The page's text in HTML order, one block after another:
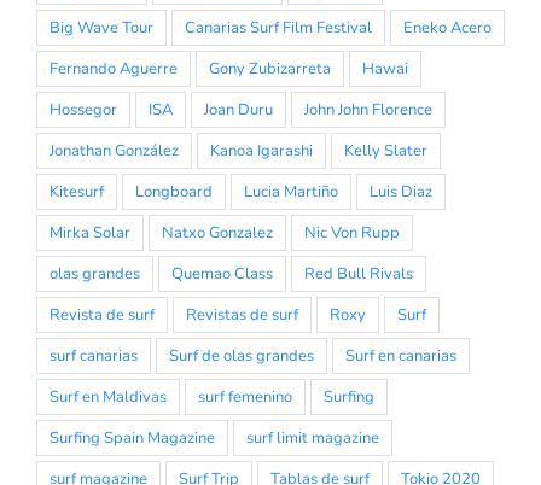
Big Wave Tour
Canarias Surf Film Festival
Eneko Acero
Fernando Aguerre
Gony Zubizarreta
Hawai
Hossegor
ISA Joan Duru
John John Florence
Jonathan González
Kanoa Igarashi
Kelly Slater
Kitesurf
Longboard Lucia Martiño
Luis Diaz
Mirka Solar
Natxo Gonzalez
Nic Von Rupp
olas grandes
Quemao Class
Red Bull Rivals
Revista de surf
Revistas de surf Roxy
Surf
surf canarias
Surf de olas grandes
Surf en canarias
Surf en Maldivas
surf femenino
Surfing
Surfing Spain Magazine
surf limit magazine
surf magazine
Surf Trip Tablas de surf
Tokio 2020